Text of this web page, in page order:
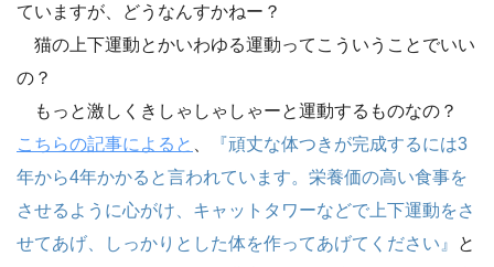
ていますが、どうなんすかねー？
猫の上下運動とかいわゆる運動ってこういうことでいい
の？
もっと激しくきしゃしゃしゃーと運動するものなの？
こちらの記事によると
『頑丈な体つきが完成するには3
年から4年かかると言われています。栄養価の高い食事を
させるように心がけ、キャットタワーなどで上下運動をさ
せてあげ、しっかりとした体を作ってあげてください』
と